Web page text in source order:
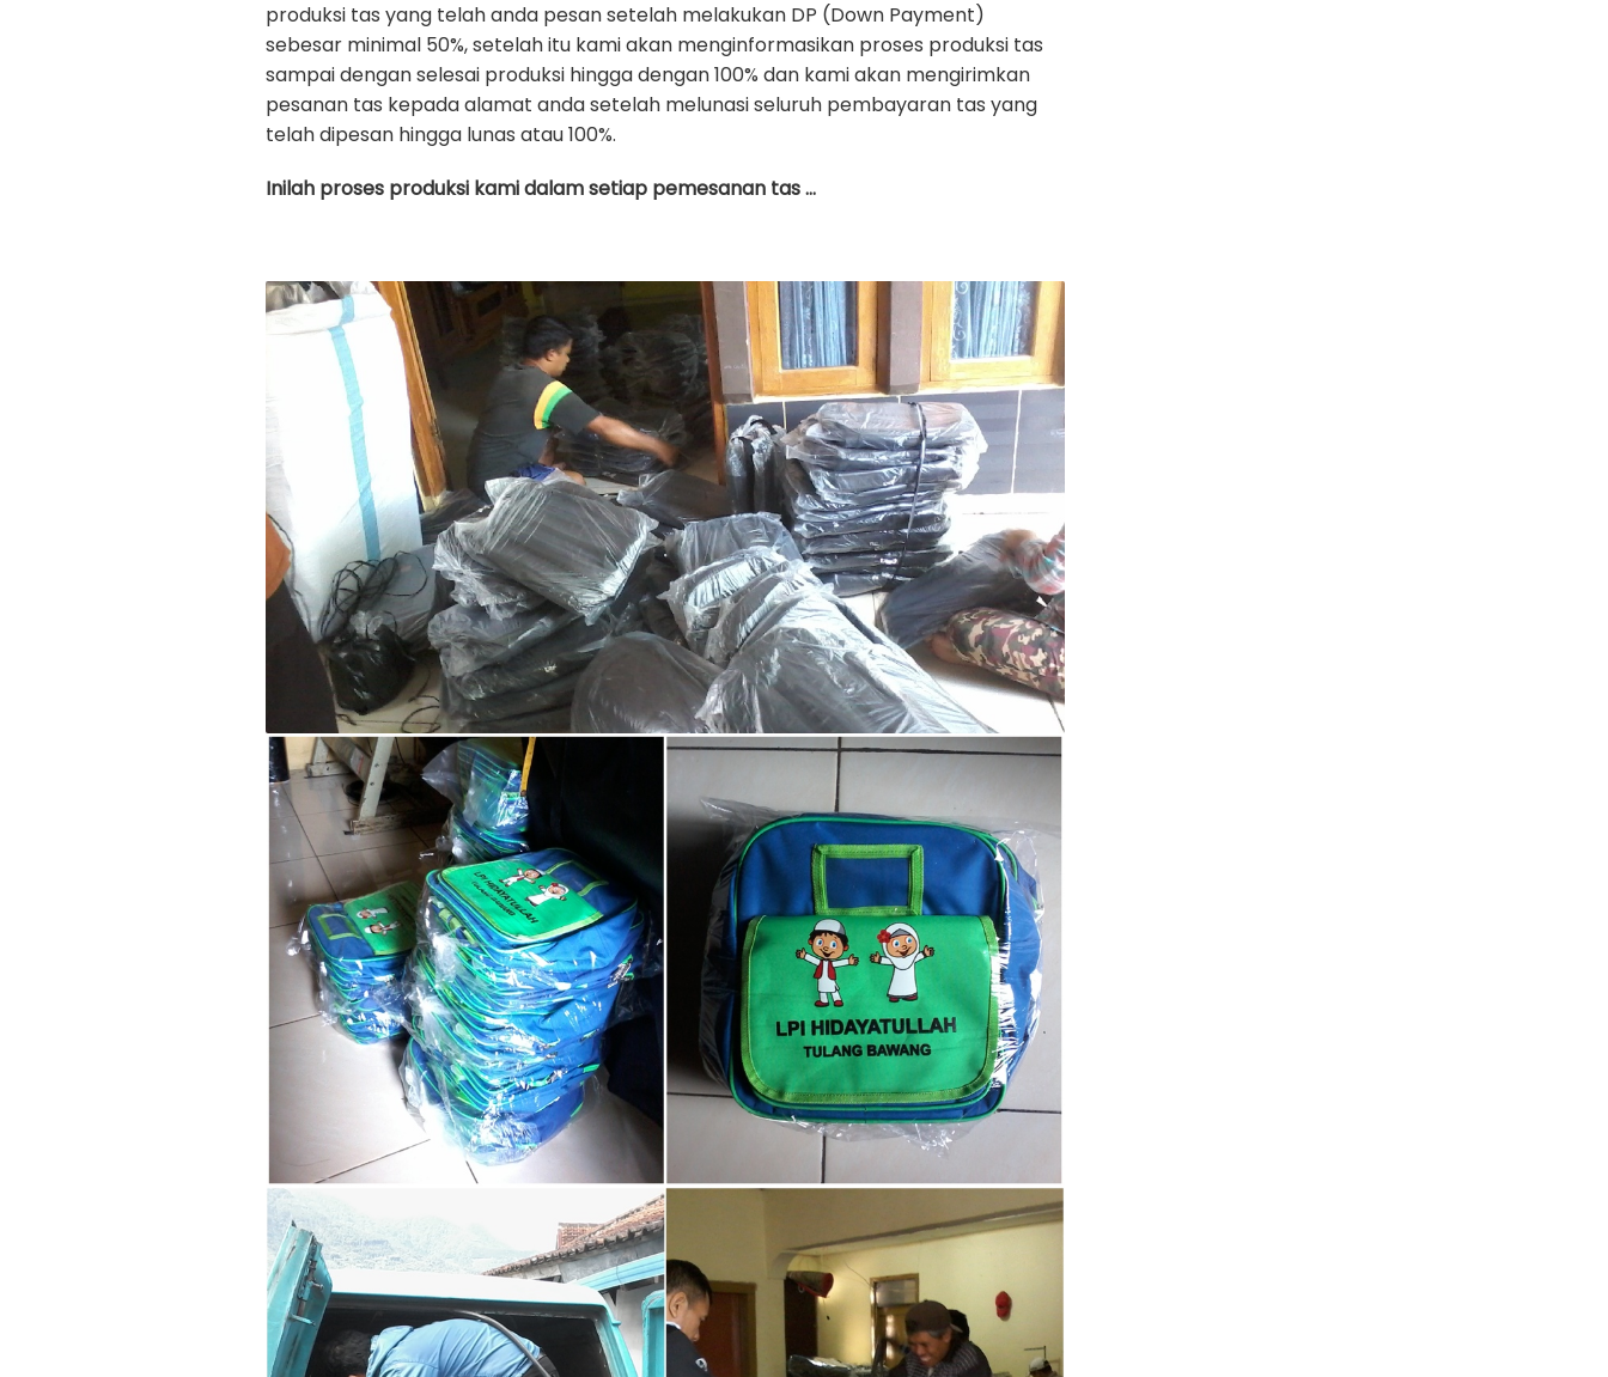
produksi tas yang telah anda pesan setelah melakukan DP (Down Payment)
sebesar minimal 50%, setelah itu kami akan menginformasikan proses produksi tas
sampai dengan selesai produksi hingga dengan 100% dan kami akan mengirimkan
pesanan tas kepada alamat anda setelah melunasi seluruh pembayaran tas yang
telah dipesan hingga lunas atau 100%.
Inilah proses produksi kami dalam setiap pemesanan tas …